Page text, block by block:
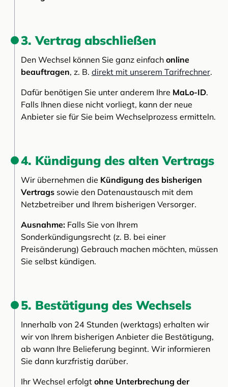
3. Vertrag abschließen
Den Wechsel können Sie ganz einfach online
beauftragen, z. B. direkt mit unserem Tarifrechner.
Dafür benötigen Sie unter anderem Ihre MaLo-ID.
Falls Ihnen diese nicht vorliegt, kann der neue
Anbieter sie für Sie beim Wechselprozess ermitteln.
4. Kündigung des alten Vertrags
Wir übernehmen die Kündigung des bisherigen
Vertrags sowie den Datenaustausch mit dem
Netzbetreiber und Ihrem bisherigen Versorger.
Ausnahme: Falls Sie von Ihrem
Sonderkündigungsrecht (z. B. bei einer
Preisänderung) Gebrauch machen möchten, müssen
Sie selbst kündigen.
5. Bestätigung des Wechsels
Innerhalb von 24 Stunden (werktags) erhalten wir
wir von Ihrem bisherigen Anbieter die Bestätigung,
ab wann Ihre Belieferung beginnt. Wir informieren
Sie dann kurzfristig darüber.
Ihr Wechsel erfolgt ohne Unterbrechung der